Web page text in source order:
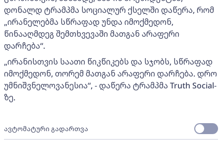
დონალდ ტრამპმა სოციალურ ქსელში დაწერა, რომ
„ირანელებმა სწრაფად უნდა იმოქმედონ,
წინააღმდეგ შემთხვევაში მათგან არაფერი
დარჩება“.
„ირანისთვის საათი წიკწიკებს და სჯობს, სწრაფად
იმოქმედონ, თორემ მათგან არაფერი დარჩება. დრო
უმნიშვნელოვანესია“, - დაწერა ტრამპმა Truth Social-
ზე.
ავტომატური გადართვა